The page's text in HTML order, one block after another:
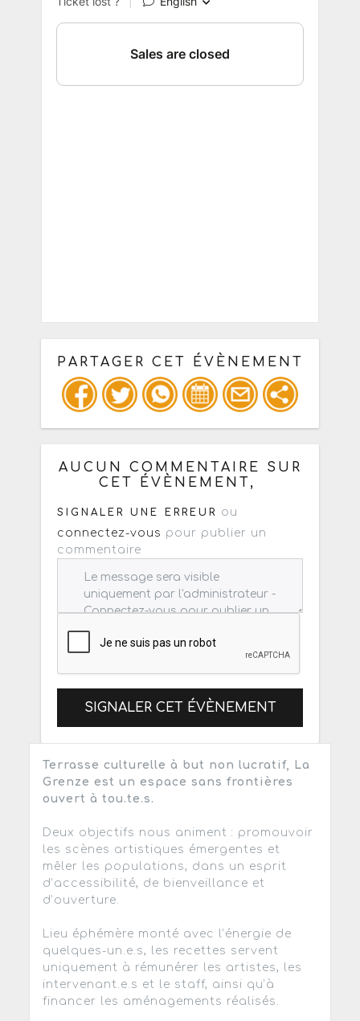
PARTAGER CET ÉVÈNEMENT
Copiez les infos ci-dessous pour un
: mail / forum / réseau social
AUCUN COMMENTAIRE SUR
CET ÉVÈNEMENT,
SIGNALER UNE ERREUR
ou
connectez-vous pour publier un
commentaire
SIGNALER CET ÉVÈNEMENT
Terrasse culturelle à but non lucratif, La
Grenze est un espace sans frontières
ouvert à tou.te.s.
Deux objectifs nous animent : promouvoir
les scènes artistiques émergentes et
mêler les populations, dans un esprit
d’accessibilité, de bienveillance et
d’ouverture.
Lieu éphémère monté avec l’énergie de
quelques-un.e.s, les recettes servent
uniquement à rémunérer les artistes, les
intervenant.e.s et le staff, ainsi qu’à
financer les aménagements réalisés.